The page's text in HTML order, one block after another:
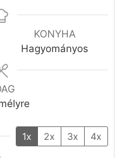
KONYHA
Hagyományos
1x 2x 3x
4x